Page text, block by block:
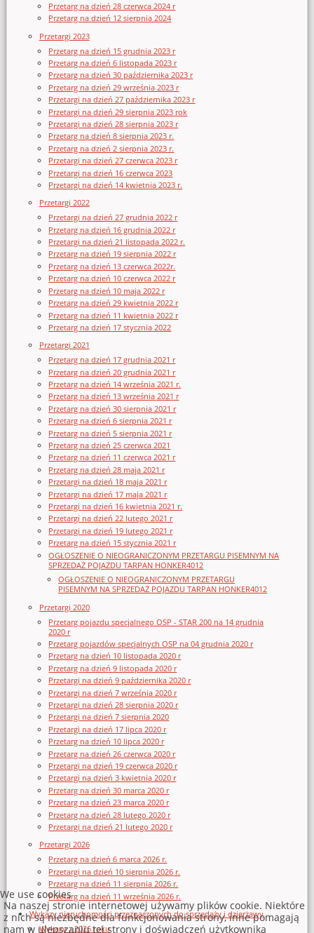
Przetarg na dzień 28 czerwca 2024 r
Przetarg na dzień 12 sierpnia 2024
Przetargi 2023
Przetarg na dzień 15 grudnia 2023 r
Przetarg na dzień 6 listopada 2023 r
Przetarg na dzień 30 października 2023 r
Przetarg na dzień 29 września 2023 r
Przetargi na dzień 27 października 2023 r
Przetargi na dzień 29 sierpnia 2023 rok
Przetargi na dzień 28 sierpnia 2023 r
Przetarg na dzień 8 sierpnia 2023 r.
Przetarg na dzień 2 sierpnia 2023 r.
Przetargi na dzień 27 czerwca 2023 r
Przetargi na dzień 16 czerwca 2023
Przetargi na dzień 14 kwietnia 2023 r.
Przetargi 2022
Przetargi na dzień 27 grudnia 2022 r
Przetarg na dzień 16 grudnia 2022 r
Przetargi na dzień 21 listopada 2022 r.
Przetarg na dzień 19 sierpnia 2022 r
Przetarg na dzień 13 czerwca 2022r.
Przetarg na dzień 10 czerwca 2022 r
Przetarg na dzień 10 maja 2022 r
Przetarg na dzień 29 kwietnia 2022 r
Przetarg na dzień 11 kwietnia 2022 r
Przetarg na dzień 17 stycznia 2022
Przetargi 2021
Przetarg na dzień 17 grudnia 2021 r
Przetarg na dzień 20 grudnia 2021 r
Przetarg na dzień 14 września 2021 r.
Przetarg na dzień 13 września 2021 r
Przetarg na dzień 30 sierpnia 2021 r
Przetarg na dzień 6 sierpnia 2021 r
Przetarg na dzień 5 sierpnia 2021 r
Przetarg na dzień 25 czerwca 2021
Przetarg na dzień 11 czerwca 2021 r
Przetarg na dzień 28 maja 2021 r
Przetargi na dzień 18 maja 2021 r
Przetargi na dzień 17 maja 2021 r
Przetargi na dzień 16 kwietnia 2021 r.
Przetargi na dzień 22 lutego 2021 r
Przetargi na dzień 19 lutego 2021 r
Przetarg na dzień 15 stycznia 2021 r
OGŁOSZENIE O NIEOGRANICZONYM PRZETARGU PISEMNYM NA
SPRZEDAŻ POJAZDU TARPAN HONKER4012
OGŁOSZENIE O NIEOGRANICZONYM PRZETARGU
PISEMNYM NA SPRZEDAŻ POJAZDU TARPAN HONKER4012
Przetargi 2020
Przetarg pojazdu specjalnego OSP - STAR 200 na 14 grudnia
2020 r
Przetarg pojazdów specjalnych OSP na 04 grudnia 2020 r
Przetarg na dzień 10 listopada 2020 r
Przetarg na dzień 9 listopada 2020 r
Przetargi na dzień 9 października 2020 r
Przetargi na dzień 7 września 2020 r
Przetargi na dzień 28 sierpnia 2020 r
Przetargi na dzień 7 sierpnia 2020
Przetargi na dzień 17 lipca 2020 r
Przetarg na dzień 10 lipca 2020 r
Przetarg na dzień 26 czerwca 2020 r
Przetargi na dzień 19 czerwca 2020 r
Przetargi na dzień 3 kwietnia 2020 r
Przetarg na dzień 30 marca 2020 r
Przetarg na dzień 23 marca 2020 r
Przetarg na dzień 28 lutego 2020 r
Przetargi na dzień 21 lutego 2020 r
Przetargi 2026
Przetarg na dzień 6 marca 2026 r.
Przetargi na dzień 10 sierpnia 2026 r.
Przetarg na dzień 11 sierpnia 2026 r.
Przetarg na dzień 11 września 2026 r.
Wykazy nieruchomości przeznaczonych do sprzedaży i dzierżawy
Wykazy z 2026 roku
We use cookies
Na naszej stronie internetowej używamy plików cookie. Niektóre
z nich są niezbędne dla funkcjonowania strony, inne pomagają
nam w ulepszaniu tej strony i doświadczeń użytkownika